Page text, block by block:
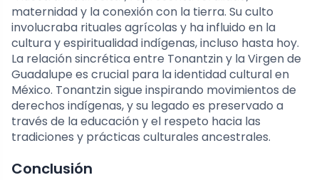
maternidad y la conexión con la tierra. Su culto
involucraba rituales agrícolas y ha influido en la
cultura y espiritualidad indígenas, incluso hasta hoy.
La relación sincrética entre Tonantzin y la Virgen de
Guadalupe es crucial para la identidad cultural en
México. Tonantzin sigue inspirando movimientos de
derechos indígenas, y su legado es preservado a
través de la educación y el respeto hacia las
tradiciones y prácticas culturales ancestrales.
Conclusión